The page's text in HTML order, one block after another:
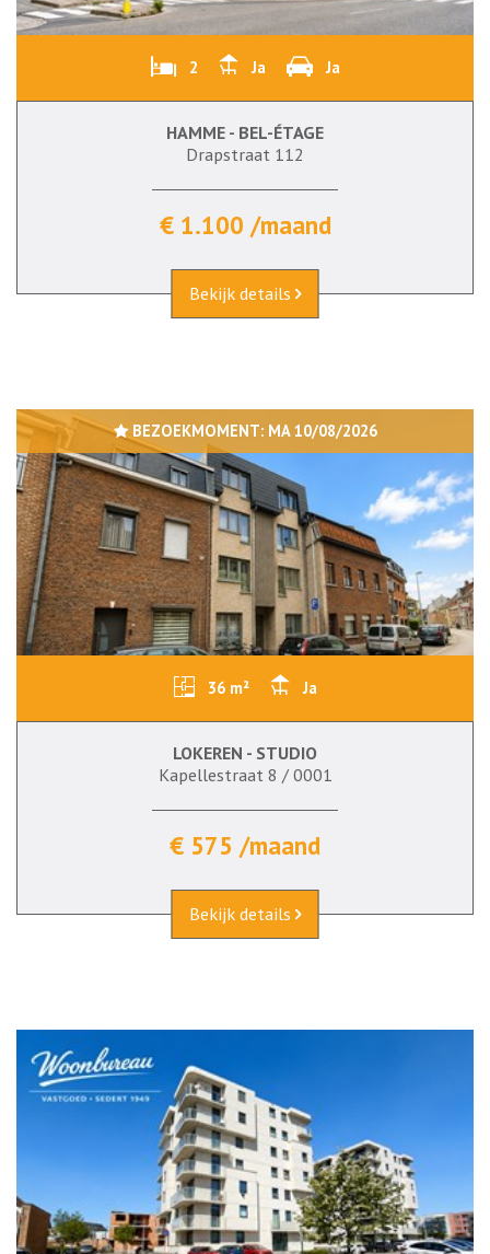
2 Ja Ja
HAMME - BEL-ÉTAGE
Drapstraat 112
€ 1.100 /maand
Bekijk details
BEZOEKMOMENT:MA 10/08/2026
36 m² Ja
LOKEREN - STUDIO
Kapellestraat 8 / 0001
€ 575 /maand
Bekijk details